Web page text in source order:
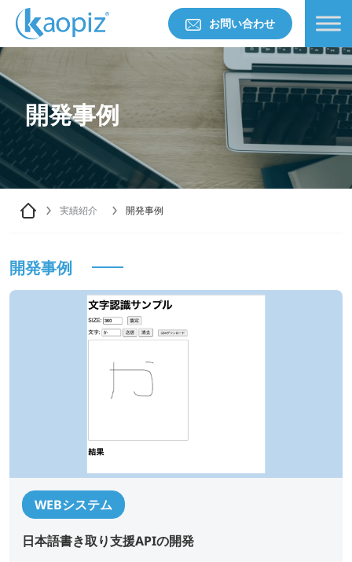
お問い合わせ
開発事例
実績紹介 開発事例
開発事例
WEBシステム
日本語書き取り支援APIの開発